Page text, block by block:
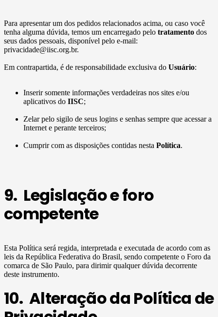
Para apresentar um dos pedidos relacionados acima, ou caso você
tenha alguma dúvida, temos um encarregado pelo tratamento dos
seus dados pessoais, disponível pelo e-mail:
privacidade@iisc.org.br.
Em contrapartida, é de responsabilidade exclusiva do Usuário:
Inserir somente informações verdadeiras nos sites e/ou
aplicativos do IISC;
Zelar pelo sigilo de seus logins e senhas sempre que acessar a
Internet e perante terceiros;
Cumprir com as disposições contidas nesta Política.
9. Legislação e foro
competente
Esta Política será regida, interpretada e executada de acordo com as
leis da República Federativa do Brasil, sendo competente o Foro da
comarca de São Paulo, para dirimir qualquer dúvida decorrente
deste instrumento.
10. Alteração da Política de